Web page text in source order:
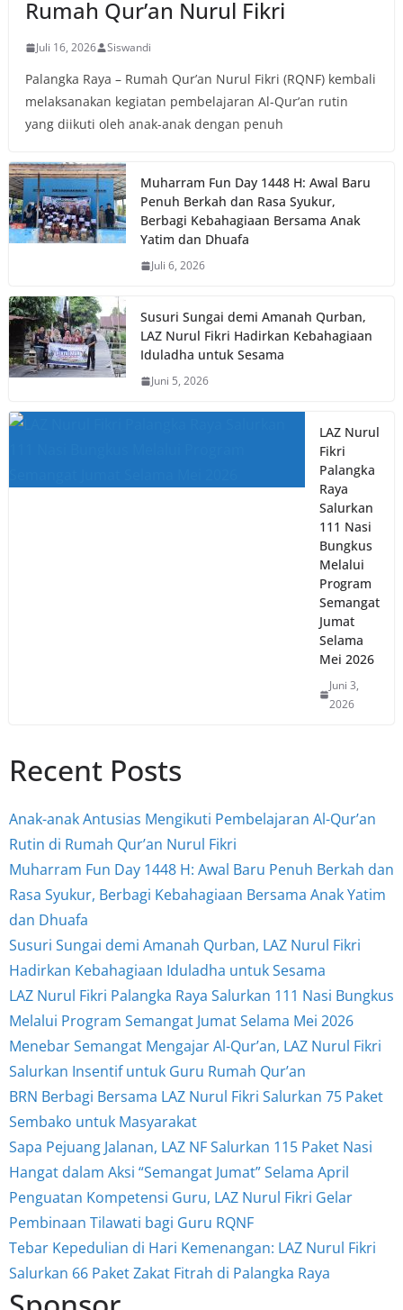
Rumah Qur’an Nurul Fikri
Juli 16, 2026 Siswandi
Palangka Raya – Rumah Qur’an Nurul Fikri (RQNF) kembali
melaksanakan kegiatan pembelajaran Al-Qur’an rutin
yang diikuti oleh anak-anak dengan penuh
Muharram Fun Day 1448 H: Awal Baru
Penuh Berkah dan Rasa Syukur,
Berbagi Kebahagiaan Bersama Anak
Yatim dan Dhuafa
Juli 6, 2026
Susuri Sungai demi Amanah Qurban,
LAZ Nurul Fikri Hadirkan Kebahagiaan
Iduladha untuk Sesama
Juni 5, 2026
LAZ Nurul
Fikri
Palangka
Raya
Salurkan
111 Nasi
Bungkus
Melalui
Program
Semangat
Jumat
Selama
Mei 2026
Juni 3,
2026
Recent Posts
Anak-anak Antusias Mengikuti Pembelajaran Al-Qur’an
Rutin di Rumah Qur’an Nurul Fikri
Muharram Fun Day 1448 H: Awal Baru Penuh Berkah dan
Rasa Syukur, Berbagi Kebahagiaan Bersama Anak Yatim
dan Dhuafa
Susuri Sungai demi Amanah Qurban, LAZ Nurul Fikri
Hadirkan Kebahagiaan Iduladha untuk Sesama
LAZ Nurul Fikri Palangka Raya Salurkan 111 Nasi Bungkus
Melalui Program Semangat Jumat Selama Mei 2026
Menebar Semangat Mengajar Al-Qur’an, LAZ Nurul Fikri
Salurkan Insentif untuk Guru Rumah Qur’an
BRN Berbagi Bersama LAZ Nurul Fikri Salurkan 75 Paket
Sembako untuk Masyarakat
Sapa Pejuang Jalanan, LAZ NF Salurkan 115 Paket Nasi
Hangat dalam Aksi “Semangat Jumat” Selama April
Penguatan Kompetensi Guru, LAZ Nurul Fikri Gelar
Pembinaan Tilawati bagi Guru RQNF
Tebar Kepedulian di Hari Kemenangan: LAZ Nurul Fikri
Salurkan 66 Paket Zakat Fitrah di Palangka Raya